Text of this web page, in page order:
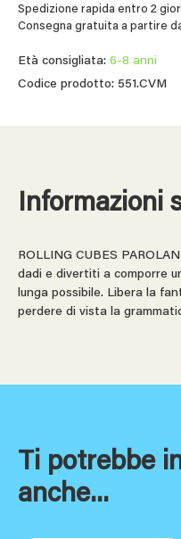
Spedizione rapida entro 2
Consegna gratuita a partire
Età consigliata: 6-8 anni
Codice prodotto: 551.CVM
Informazioni
ROLLING CUBES
dadi e divertiti a comporre
lunga possibile. Libera la
perdere di vista la
Ti potrebbe
anche...